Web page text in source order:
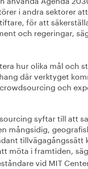
i andra sektorer
för att
och regeringar,
hur olika mål och
där verktyget
och
syftar till att
mångsidig,
tillvägagångssätt
möta i framtiden,
vid MIT